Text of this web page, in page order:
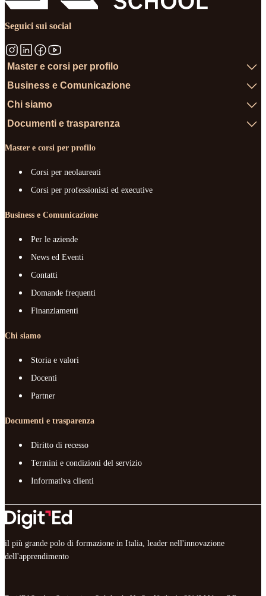
Seguici sui social
Master e corsi per profilo
Business e Comunicazione
Chi siamo
Documenti e trasparenza
Master e corsi per profilo
Corsi per neolaureati
Corsi per professionisti ed executive
Business e Comunicazione
Per le aziende
News ed Eventi
Contatti
Domande frequenti
Finanziamenti
Chi siamo
Storia e valori
Docenti
Partner
Documenti e trasparenza
Diritto di recesso
Termini e condizioni del servizio
Informativa clienti
il più grande polo di formazione in Italia, leader nell'innovazione
dell'apprendimento